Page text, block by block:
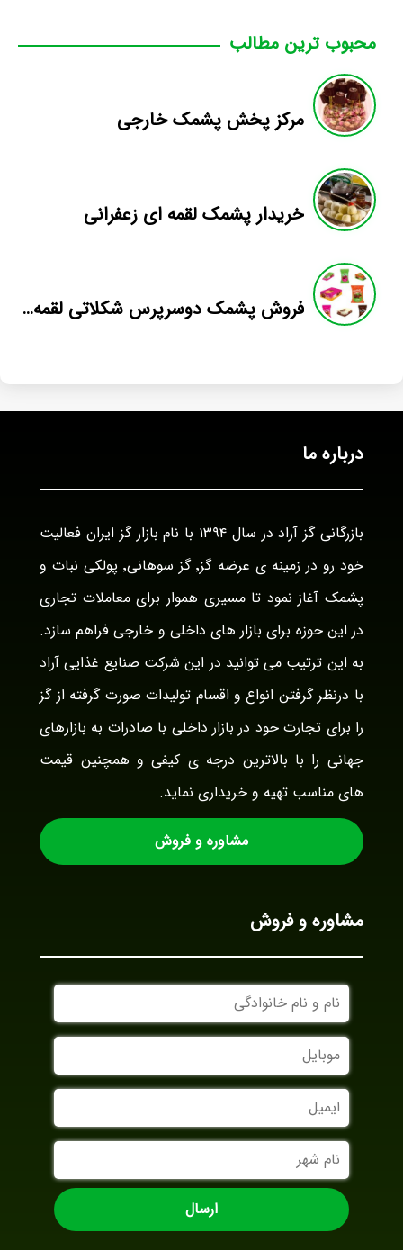
محبوب ترین مطالب
مرکز پخش پشمک خارجی
خریدار پشمک لقمه ای زعفرانی
فروش پشمک دوسرپرس شکلاتی لقمه فله
درباره ما
بازرگانی گز آراد در سال ۱۳۹۴ با نام بازار گز ایران فعالیت
خود رو در زمینه ی عرضه گز٬ گز سوهانی٬ پولکی نبات و
پشمک آغاز نمود تا مسیری هموار برای معاملات تجاری
در این حوزه برای بازار های داخلی و خارجی فراهم سازد.
به این ترتیب می توانید در این شرکت صنایع غذایی آراد
با درنظر گرفتن انواع و اقسام تولیدات صورت گرفته از گز
را برای تجارت خود در بازار داخلی با صادرات به بازارهای
جهانی را با بالاترین درجه ی کیفی و همچنین قیمت
های مناسب تهیه و خریداری نماید.
مشاوره و فروش
مشاوره و فروش
نام
و
نام
خانوادگی
موبایل
ایمیل
نام
شهر